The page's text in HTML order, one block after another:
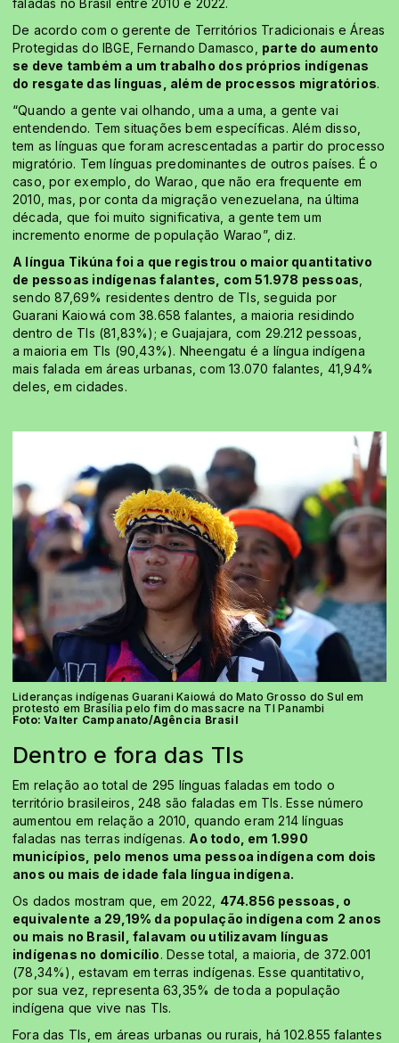
faladas no Brasil entre 2010 e 2022.
De acordo com o gerente de Territórios Tradicionais e Áreas
Protegidas do IBGE, Fernando Damasco, parte do aumento
se deve também a um trabalho dos próprios indígenas
do resgate das línguas, além de processos migratórios.
“Quando a gente vai olhando, uma a uma, a gente vai
entendendo. Tem situações bem específicas. Além disso,
tem as línguas que foram acrescentadas a partir do processo
migratório. Tem línguas predominantes de outros países. É o
caso, por exemplo, do Warao, que não era frequente em
2010, mas, por conta da migração venezuelana, na última
década, que foi muito significativa, a gente tem um
incremento enorme de população Warao”, diz.
A língua Tikúna foi a que registrou o maior quantitativo
de pessoas indígenas falantes, com 51.978 pessoas,
sendo 87,69% residentes dentro de TIs, seguida por
Guarani Kaiowá com 38.658 falantes, a maioria residindo
dentro de TIs (81,83%); e Guajajara, com 29.212 pessoas,
a maioria em TIs (90,43%). Nheengatu é a língua indígena
mais falada em áreas urbanas, com 13.070 falantes, 41,94%
deles, em cidades.
Lideranças indígenas Guarani Kaiowá do Mato Grosso do Sul em
protesto em Brasília pelo fim do massacre na TI Panambi
Foto: Valter Campanato/Agência Brasil
Dentro e fora das TIs
Em relação ao total de 295 línguas faladas em todo o
território brasileiros, 248 são faladas em TIs. Esse número
aumentou em relação a 2010, quando eram 214 línguas
faladas nas terras indígenas. Ao todo, em 1.990
municípios, pelo menos uma pessoa indígena com dois
anos ou mais de idade fala língua indígena.
Os dados mostram que, em 2022, 474.856 pessoas, o
equivalente a 29,19% da população indígena com 2 anos
ou mais no Brasil, falavam ou utilizavam línguas
indígenas no domicílio. Desse total, a maioria, de 372.001
(78,34%), estavam em terras indígenas. Esse quantitativo,
por sua vez, representa 63,35% de toda a população
indígena que vive nas TIs.
Fora das TIs, em áreas urbanas ou rurais, há 102.855 falantes